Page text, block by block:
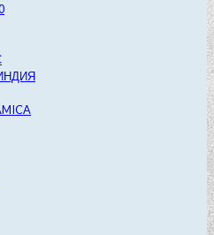
ИНДИЯ